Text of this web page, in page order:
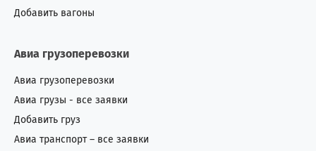
Добавить вагоны
Авиа грузоперевозки
Авиа грузоперевозки
Авиа грузы - все заявки
Добавить груз
Авиа транспорт – все заявки